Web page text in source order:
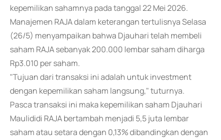
kepemilikan sahamnya pada tanggal 22 Mei 2026.
Manajemen RAJA dalam keterangan tertulisnya Selasa
(26/5) menyampaikan bahwa Djauhari telah membeli
saham RAJA sebanyak 200.000 lembar saham diharga
Rp3.010 per saham.
"Tujuan dari transaksi ini adalah untuk investment
dengan kepemilikan saham langsung," tuturnya.
Pasca transaksi ini maka kepemilikan saham Djauhari
Maulididi RAJA bertambah menjadi 5,5 juta lembar
saham atau setara dengan 0,13% dibandingkan dengan